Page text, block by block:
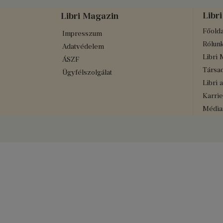
Libri Magazin
Impresszum
Adatvédelem
ÁSZF
Ügyfélszolgálat
Libri
Libri
Libri